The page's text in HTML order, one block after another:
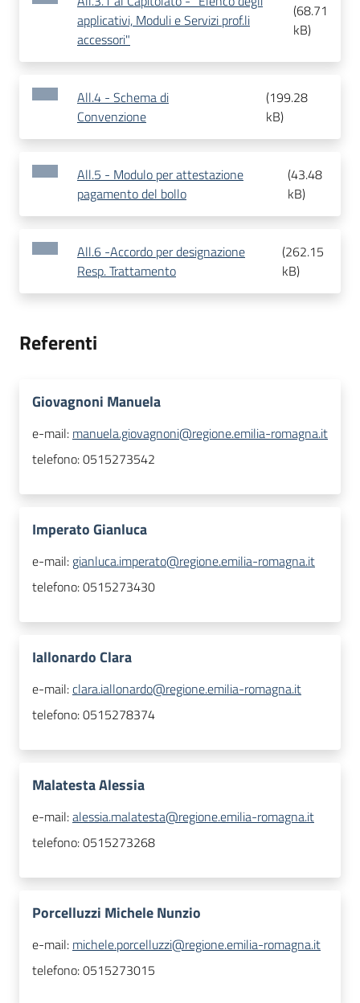
applicativi, Moduli e Servizi prof.li
accessori"
(68.71
kB)
All.4 - Schema di
Convenzione
(199.28
kB)
All.5 - Modulo per attestazione
pagamento del bollo
(43.48
kB)
All.6 -Accordo per designazione
Resp. Trattamento
(262.15
kB)
Referenti
Giovagnoni Manuela
e-mail: manuela.giovagnoni@regione.emilia-romagna.it
telefono:0515273542
Imperato Gianluca
e-mail: gianluca.imperato@regione.emilia-romagna.it
telefono:0515273430
Iallonardo Clara
e-mail:clara.iallonardo@regione.emilia-romagna.it
telefono:0515278374
Malatesta Alessia
e-mail:alessia.malatesta@regione.emilia-romagna.it
telefono:0515273268
Porcelluzzi Michele Nunzio
e-mail: michele.porcelluzzi@regione.emilia-romagna.it
telefono:0515273015